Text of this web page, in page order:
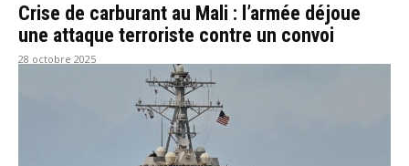
Crise de carburant au Mali : l’armée déjoue
une attaque terroriste contre un convoi
28 octobre 2025